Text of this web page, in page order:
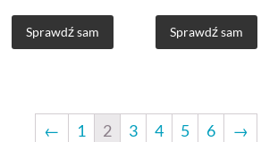
Sprawdź sam Sprawdź sam
← 1 2 3 4 5 6 →